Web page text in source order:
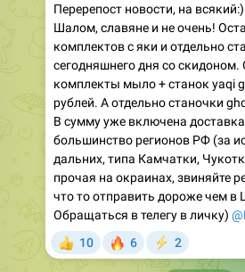
Перерепост новости, на всякий:)
Шалом, славяне и не очень!
комплектов с яки и отдельно
сегодняшнего дня со скидоном.
комплекты мыло + станок yaqi
рублей. А отдельно станочки
В сумму уже включена
большинство регионов РФ (за
дальних, типа Камчатки,
прочая на окраинах, звиняйте
что то отправить дороже чем
Обращаться в телегу в личку)
10 6
⚡
2